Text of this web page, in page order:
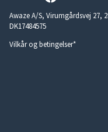
Awaze A/S, Virumgårdsvej 27,
DK17484575
Vilkår og betingelser*